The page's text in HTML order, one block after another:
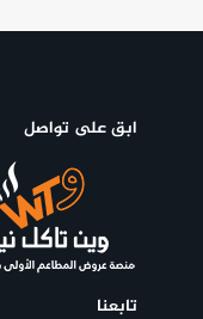
ابق على تواصل
تابعنا